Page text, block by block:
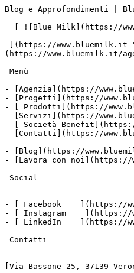
Blog e Approfondimenti |
(https://www.bluemilk.it/
- [Agenzia](https://
- [Progetti](https://
- [ Prodotti](https://
- [Servizi](https://
- [ Società
- [Contatti](https://
- [Blog](https://
- [Lavora con noi](https://
--------
- [ Facebook    ](https://
- [ Instagram    ](https://
- [ LinkedIn    ](https://
----------
[Via Bassone 25, 37139